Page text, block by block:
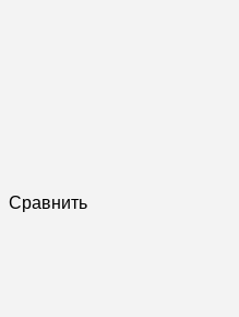
Сравнить